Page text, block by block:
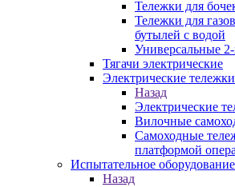
Тележки для
Тележки для
бутылей с водой
Универсальные
Тягачи электрические
Электрические тележки
Назад
Электрические
Вилочные
Самоходные
платформой
Испытательное оборудование
Назад